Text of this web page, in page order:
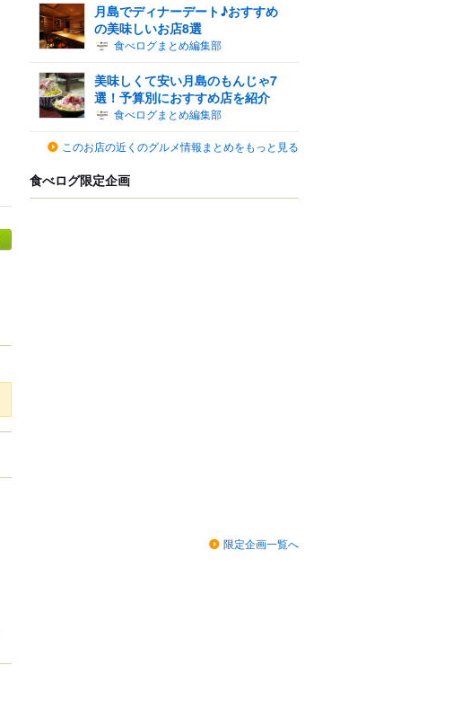
月島でディナーデート♪おすすめ
の美味しいお店8選
食べログまとめ編集部
美味しくて安い月島のもんじゃ7
選！予算別におすすめ店を紹介
食べログまとめ編集部
このお店の近くのグルメ情報まとめをもっと見る
食べログ限定企画
限定企画一覧へ